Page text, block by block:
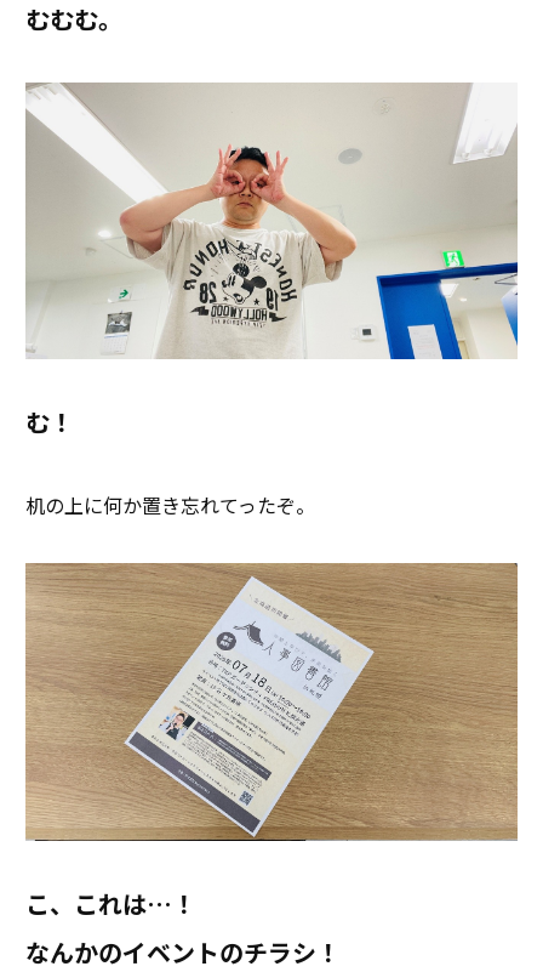
むむむ。
む！
机の上に何か置き忘れてったぞ。
こ、これは…！
なんかのイベントのチラシ！